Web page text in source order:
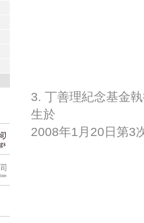
3. 丁善理紀念基金
生於
2008年1月20日第3